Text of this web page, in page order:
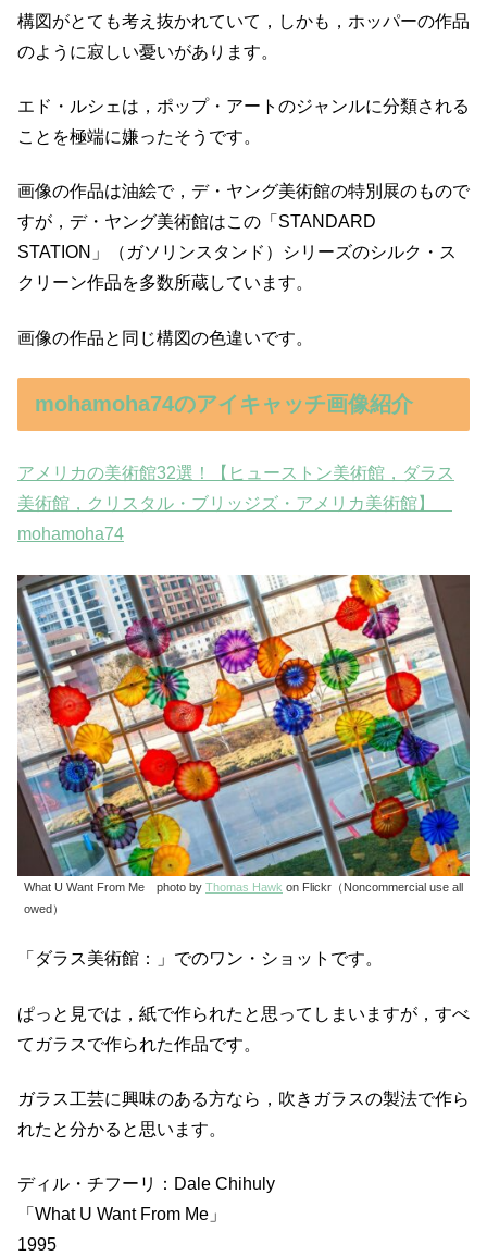
構図がとても考え抜かれていて，しかも，ホッパーの作品
のように寂しい憂いがあります。
エド・ルシェは，ポップ・アートのジャンルに分類される
ことを極端に嫌ったそうです。
画像の作品は油絵で，デ・ヤング美術館の特別展のもので
すが，デ・ヤング美術館はこの「STANDARD
STATION」（ガソリンスタンド）シリーズのシルク・ス
クリーン作品を多数所蔵しています。
画像の作品と同じ構図の色違いです。
mohamoha74のアイキャッチ画像紹介
アメリカの美術館32選！【ヒューストン美術館，ダラス
美術館，クリスタル・ブリッジズ・アメリカ美術館】
mohamoha74
What U Want From Me photo by Thomas Hawk on Flickr（Noncommercial use all
owed）
「ダラス美術館：」でのワン・ショットです。
ぱっと見では，紙で作られたと思ってしまいますが，すべ
てガラスで作られた作品です。
ガラス工芸に興味のある方なら，吹きガラスの製法で作ら
れたと分かると思います。
ディル・チフーリ：Dale Chihuly
「What U Want From Me」
1995